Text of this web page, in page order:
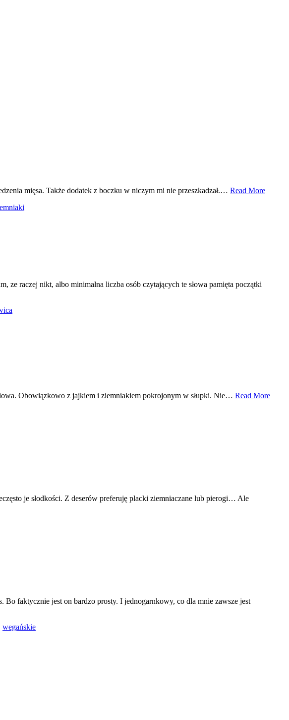
mięsa. Także dodatek z boczku w niczym mi nie przeszkadzał.… Read More
ze raczej nikt, albo minimalna liczba osób czytających te słowa pamięta początki
Obowiązkowo z jajkiem i ziemniakiem pokrojonym w słupki. Nie… Read More
je słodkości. Z deserów preferuję placki ziemniaczane lub pierogi… Ale
Bo faktycznie jest on bardzo prosty. I jednogarnkowy, co dla mnie zawsze jest
wegańskie